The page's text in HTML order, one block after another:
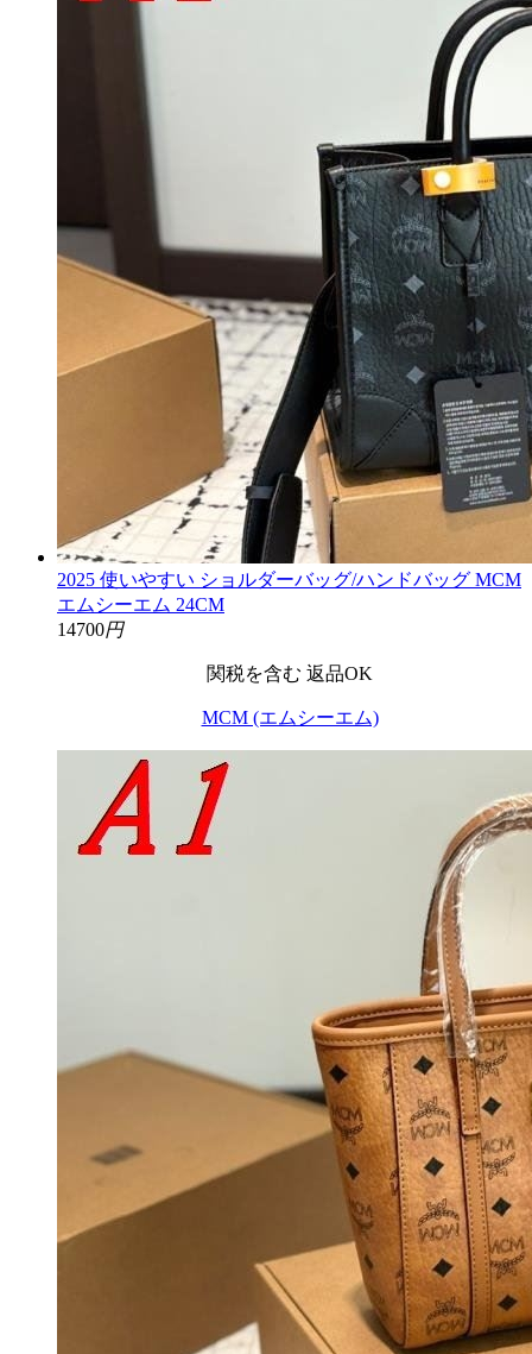
2025 使いやすい ショルダーバッグ/ハンドバッグ MCM
エムシーエム 24CM
14700円
関税を含む 返品OK
MCM (エムシーエム)